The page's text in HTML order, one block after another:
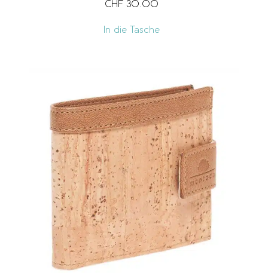
CHF 30.00
In die Tasche